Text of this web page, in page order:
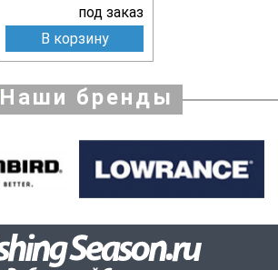
под заказ
В корзину
Наши бренды